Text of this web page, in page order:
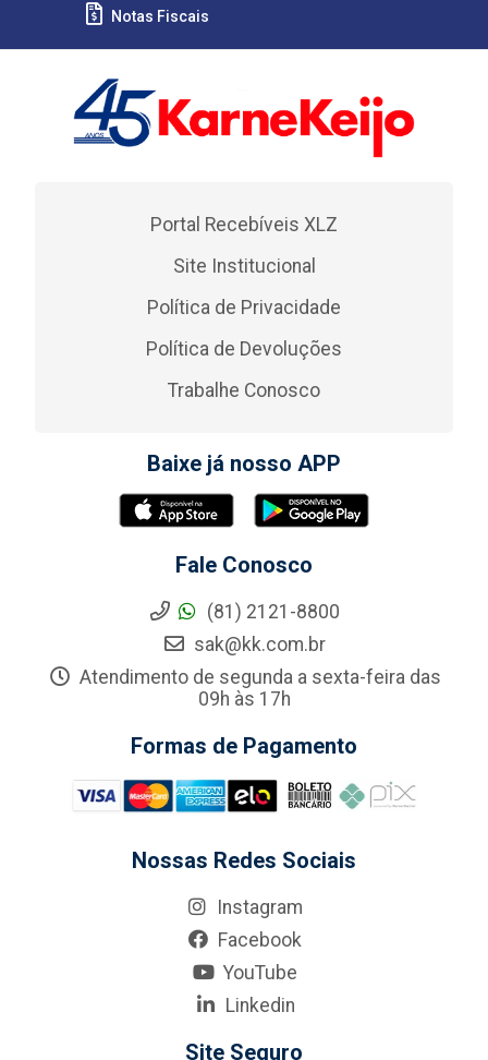
Notas Fiscais
Portal Recebíveis XLZ
Site Institucional
Política de Privacidade
Política de Devoluções
Trabalhe Conosco
Baixe já nosso APP
Fale Conosco
(81) 2121-8800
sak@kk.com.br
Atendimento de segunda a sexta-feira das
09h às 17h
Formas de Pagamento
Nossas Redes Sociais
Instagram
Facebook
YouTube
Linkedin
Site Seguro